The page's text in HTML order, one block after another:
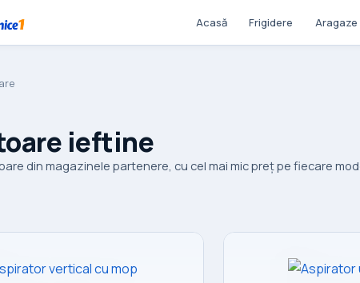
Acasă Frigidere Aragaze
ieftine
din magazinele partenere, cu cel mai mic preț pe fiecare